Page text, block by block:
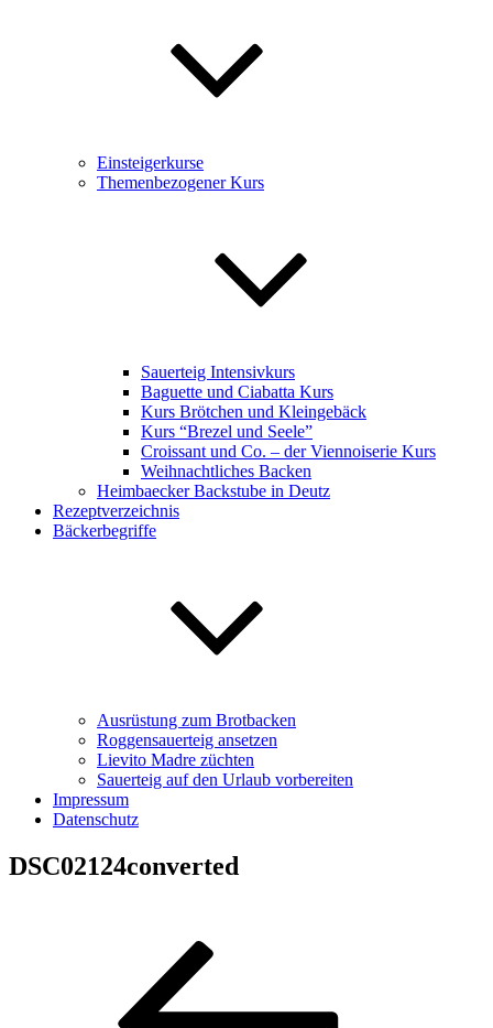
Einsteigerkurse
Themenbezogener Kurs
Sauerteig Intensivkurs
Baguette und Ciabatta Kurs
Kurs Brötchen und Kleingebäck
Kurs “Brezel und Seele”
Croissant und Co. – der Viennoiserie Kurs
Weihnachtliches Backen
Heimbaecker Backstube in Deutz
Rezeptverzeichnis
Bäckerbegriffe
Ausrüstung zum Brotbacken
Roggensauerteig ansetzen
Lievito Madre züchten
Sauerteig auf den Urlaub vorbereiten
Impressum
Datenschutz
DSC02124converted
Beitragsnavigation